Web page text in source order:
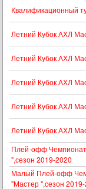
Квалификационный
Летний Кубок АХЛ
Летний Кубок АХЛ
Летний Кубок АХЛ
Летний Кубок АХЛ
Летний Кубок АХЛ
Плей-офф
",сезон 2019-2020
Малый Плей-офф
"Мастер ",сезон